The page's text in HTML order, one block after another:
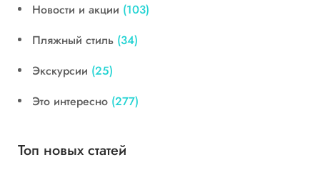
Новости и акции (103)
Пляжный стиль (34)
Экскурсии (25)
Это интересно (277)
Топ новых статей